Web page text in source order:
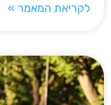
לקריאת המאמר »